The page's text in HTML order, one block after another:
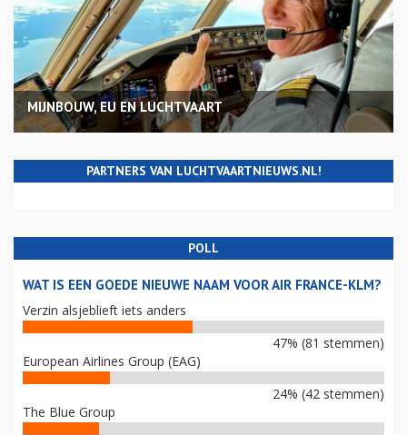
MIJNBOUW, EU EN LUCHTVAART
PARTNERS VAN LUCHTVAARTNIEUWS.NL!
POLL
WAT IS EEN GOEDE NIEUWE NAAM VOOR AIR FRANCE-KLM?
Verzin alsjeblieft iets anders
47% (81 stemmen)
European Airlines Group (EAG)
24% (42 stemmen)
The Blue Group